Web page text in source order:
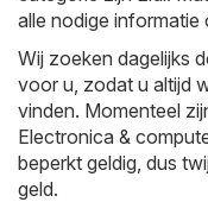
alle nodige
Wij zoeken dagelijks
voor u, zodat u altijd
vinden. Momenteel
Electronica &
beperkt geldig, dus
geld.